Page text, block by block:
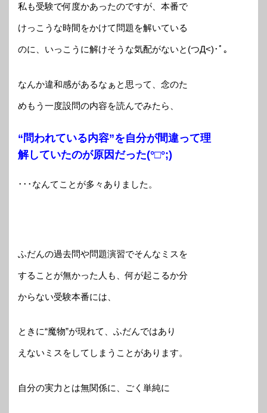
私も受験で何度かあったのですが、本番で
けっこうな時間をかけて問題を解いている
のに、いっこうに解けそうな気配がないと(つД<)･ﾟ｡
なんか違和感があるなぁと思って、念のた
めもう一度設問の内容を読んでみたら、
“問われている内容”を自分が間違って理
解していたのが原因だった(°□°;)
･･･なんてことが多々ありました。
ふだんの過去問や問題演習でそんなミスを
することが無かった人も、何が起こるか分
からない受験本番には、
ときに“魔物”が現れて、ふだんではあり
えないミスをしてしまうことがあります。
自分の実力とは無関係に、ごく単純に